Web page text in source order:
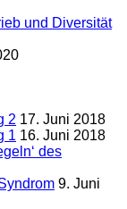
und Diversität
2 17. Juni 2018
1 16. Juni 2018
des
9. Juni